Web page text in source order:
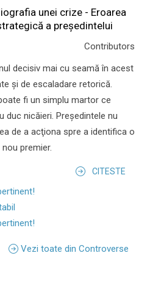
unei crize - Eroarea
a președintelui
Contributors
decisiv mai cu seamă în acest
şi de escaladare retorică.
fi un simplu martor ce
duc nicăieri. Preşedintele nu
de a acţiona spre a identifica o
premier.
CITESTE
Vezi toate din Controverse